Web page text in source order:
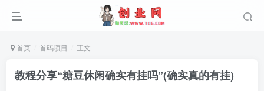
首页 首码项目 正文
教程分享“糖豆休闲确实有挂吗”(确实真的有挂)